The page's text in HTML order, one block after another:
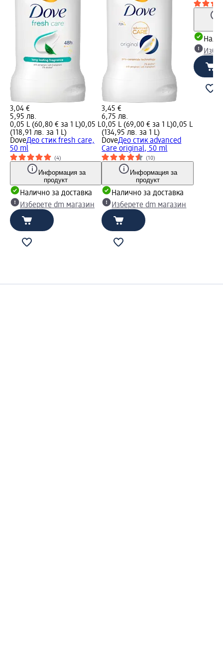
3,04 €
5,95 лв.
0,05 L (60,80 € за 1 L)0,05 L
(118,91 лв. за 1 L)
DoveДео стик fresh care,
50 ml
(4)
Информация за
продукт
Налично за доставка
Изберете dm магазин
3,45 €
6,75 лв.
0,05 L (69,00 € за 1 L)0,05 L
(134,95 лв. за 1 L)
DoveДео стик advanced
Care original, 50 ml
(10)
Информация за
продукт
Налично за доставка
Изберете dm магазин